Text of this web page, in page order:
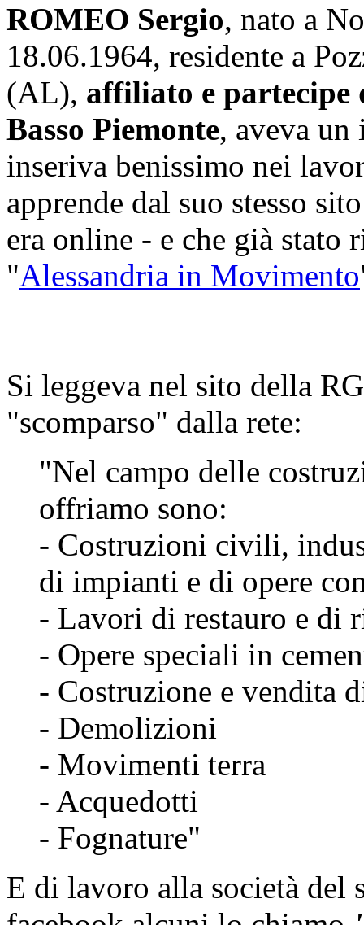
ROMEO Sergio, nato a
18.06.1964, residente a
(AL), affiliato e partecipe
Basso Piemonte, aveva un
inseriva benissimo nei
apprende dal suo stesso
era online - e che già stato
"Alessandria in Movimento
Si leggeva nel sito della
"scomparso" dalla rete:
"Nel campo delle
offriamo sono:
- Costruzioni civili,
di impianti e di opere
- Lavori di restauro e di
- Opere speciali in
- Costruzione e vendita
- Demolizioni
- Movimenti terra
- Acquedotti
- Fognature"
E di lavoro alla società del